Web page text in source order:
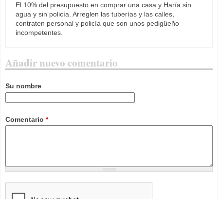
El 10% del presupuesto en comprar una casa y Haría sin
agua y sin policía. Arreglen las tuberías y las calles,
contraten personal y policía que son unos pedigüeño
incompetentes.
Añadir nuevo comentario
Su nombre
Comentario *